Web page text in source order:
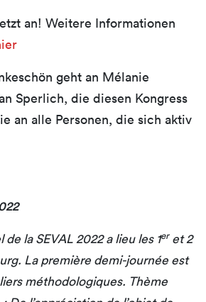
an! Weitere Informationen
geht an Mélanie
Sperlich, die diesen Kongress
an alle Personen, die sich aktiv
la SEVAL 2022 a lieu les 1eret 2
La première demi-journée est
méthodologiques. Thème